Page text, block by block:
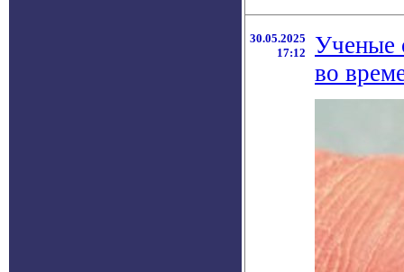
30.05.2025
17:12
Ученые
во